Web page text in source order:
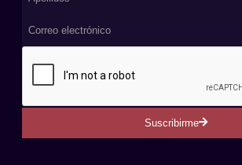
Suscribirme